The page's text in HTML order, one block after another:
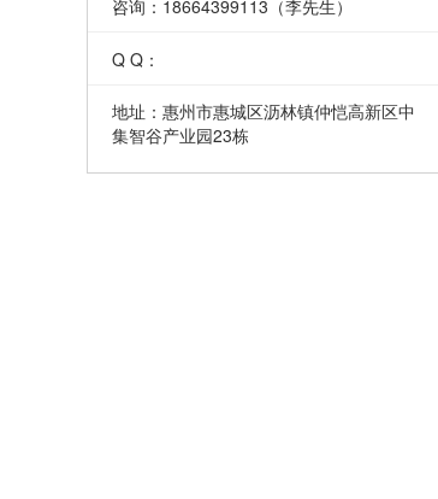
咨询：18664399113（李先生）
Q Q：
地址：惠州市惠城区沥林镇仲恺高新区中
集智谷产业园23栋